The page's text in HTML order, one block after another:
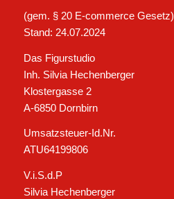
(gem. § 20 E-commerce Gesetz)
Stand: 24.07.2024
Das Figurstudio
Inh. Silvia Hechenberger
Klostergasse 2
A-6850 Dornbirn
Umsatzsteuer-Id.Nr.
ATU64199806
V.i.S.d.P
Silvia Hechenberger